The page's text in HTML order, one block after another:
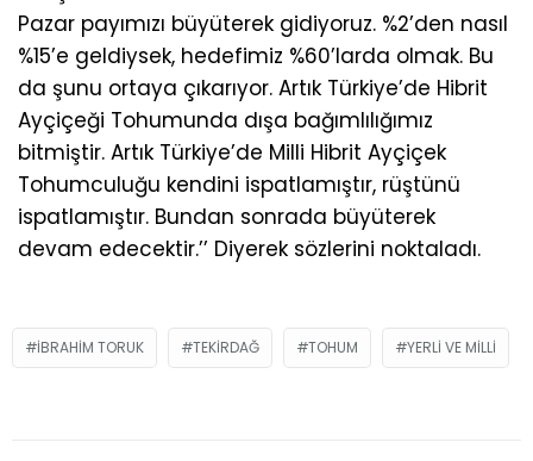
Pazar payımızı büyüterek gidiyoruz. %2’den nasıl
%15’e geldiysek, hedefimiz %60’larda olmak. Bu
da şunu ortaya çıkarıyor. Artık Türkiye’de Hibrit
Ayçiçeği Tohumunda dışa bağımlılığımız
bitmiştir. Artık Türkiye’de Milli Hibrit Ayçiçek
Tohumculuğu kendini ispatlamıştır, rüştünü
ispatlamıştır. Bundan sonrada büyüterek
devam edecektir.’’ Diyerek sözlerini noktaladı.
IBRAHIM TORUK TEKIRDAĞ TOHUM YERLI VE MILLI